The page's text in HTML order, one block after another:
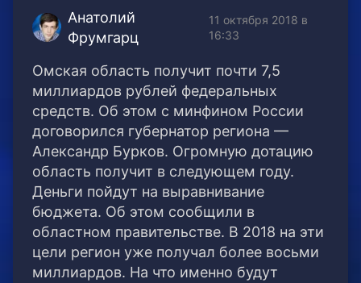
Анатолий
Фрумгарц
11 октября 2018 в
16:33
Омская область получит почти 7,5
миллиардов рублей федеральных
средств. Об этом с минфином России
договорился губернатор региона —
Александр Бурков. Огромную дотацию
область получит в следующем году.
Деньги пойдут на выравнивание
бюджета. Об этом сообщили в
областном правительстве. В 2018 на эти
цели регион уже получал более восьми
миллиардов. На что именно будут